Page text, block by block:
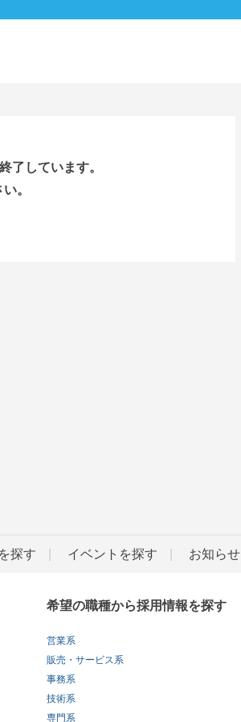
了しています。
。
探す イベントを探す お知らせ
希望の職種から採用情報を探す
営業系
販売・サービス系
事務系
技術系
専門系